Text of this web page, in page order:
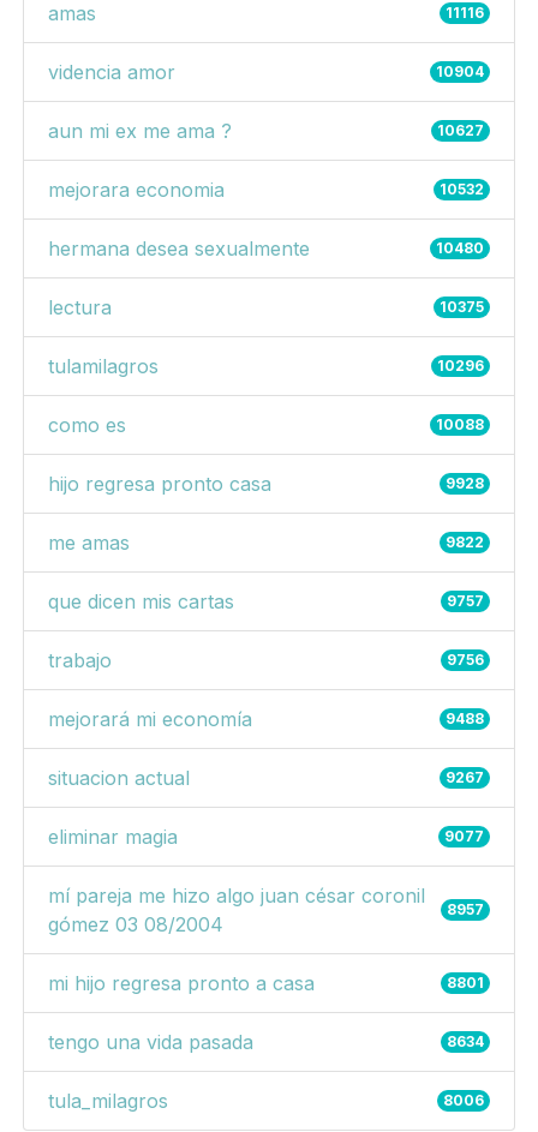
amas 11116
videncia amor 10904
aun mi ex me ama ? 10627
mejorara economia 10532
hermana desea sexualmente 10480
lectura 10375
tulamilagros 10296
como es 10088
hijo regresa pronto casa 9928
me amas 9822
que dicen mis cartas 9757
trabajo 9756
mejorará mi economía 9488
situacion actual 9267
eliminar magia 9077
mí pareja me hizo algo juan césar coronil
gómez 03 08/2004
8957
mi hijo regresa pronto a casa 8801
tengo una vida pasada 8634
tula_milagros 8006